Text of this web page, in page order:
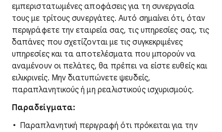
εμπεριστατωμένες αποφάσεις για τη συνεργασία
τους με τρίτους συνεργάτες. Αυτό σημαίνει ότι, όταν
περιγράφετε την εταιρεία σας, τις υπηρεσίες σας, τις
δαπάνες που σχετίζονται με τις συγκεκριμένες
υπηρεσίες και τα αποτελέσματα που μπορούν να
αναμένουν οι πελάτες, θα πρέπει να είστε ευθείς και
ειλικρινείς. Μην διατυπώνετε ψευδείς,
παραπλανητικούς ή μη ρεαλιστικούς ισχυρισμούς.
Παραδείγματα:
Παραπλανητική περιγραφή ότι πρόκειται για την